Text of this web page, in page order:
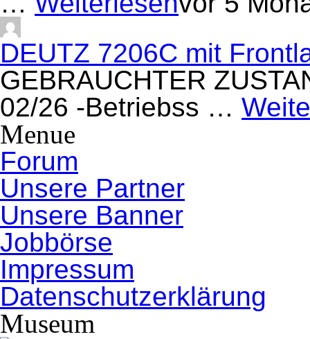
DEUTZ 7206C mit
GEBRAUCHTER
02/26 -Betriebss …
Menue
Forum
Unsere Partner
Unsere Banner
Jobbörse
Impressum
Datenschutzerklärung
Museum